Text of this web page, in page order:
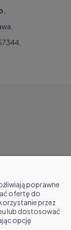
poprawne
ofertę do
przez
lub dostosować
opcję